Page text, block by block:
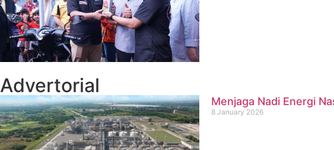
Advertorial
Menjaga Nadi Energi
8 January 2026